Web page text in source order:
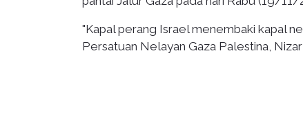
"Kapal perang Israel menembaki kapal
Persatuan Nelayan Gaza Palestina,